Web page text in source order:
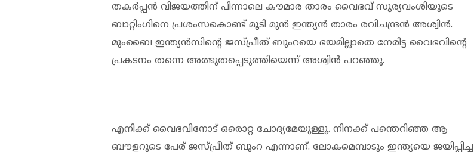
തകർപ്പൻ വിജയത്തിന് പിന്നാലെ കൗമാര താരം വൈഭവ് സൂര്യവംശിയുടെ
ബാറ്റിംഗിനെ പ്രശംസകൊണ്ട് മൂടി മുൻ ഇന്ത്യൻ താരം രവിചന്ദ്രൻ അശ്വിൻ.
മുംബൈ ഇന്ത്യൻസിന്‍റെ ജസ്പ്രീത് ബുംറയെ ഭയമില്ലാതെ നേരിട്ട വൈഭവിന്‍റെ
പ്രകടനം തന്നെ അത്ഭുതപ്പെടുത്തിയെന്ന് അശ്വിൻ പറഞ്ഞു.
എനിക്ക് വൈഭവിനോട് ഒരൊറ്റ ചോദ്യമേയുള്ളൂ. നിനക്ക് പന്തെറിഞ്ഞ ആ
ബൗളറുടെ പേര് ജസ്പ്രീത് ബുംറ എന്നാണ്. ലോകമെമ്പാടും ഇന്ത്യയെ ജയിപ്പിച്ച